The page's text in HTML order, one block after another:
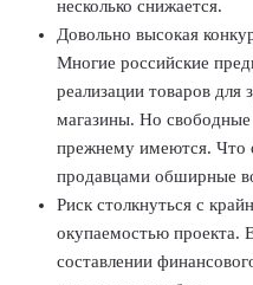
несколько снижается.
Довольно высокая
Многие российские
реализации товаров для
магазины. Но
прежнему имеются. Что
продавцами обширные
Риск столкнуться с
окупаемостью проекта.
составлении